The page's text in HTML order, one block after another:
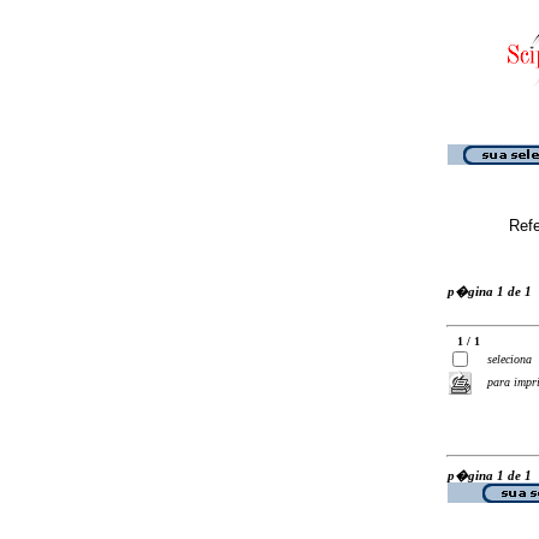
p�gina 1 de 1
1 / 1
seleciona
para
p�gina 1 de 1